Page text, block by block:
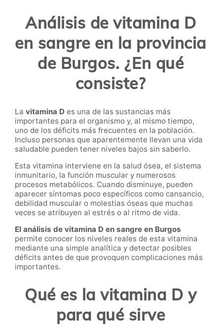
Análisis de vitamina D
en sangre en la provincia
de Burgos. ¿En qué
consiste?
La vitamina D es una de las sustancias más
importantes para el organismo y, al mismo tiempo,
uno de los déficits más frecuentes en la población.
Incluso personas que aparentemente llevan una vida
saludable pueden tener niveles bajos sin saberlo.
Esta vitamina interviene en la salud ósea, el sistema
inmunitario, la función muscular y numerosos
procesos metabólicos. Cuando disminuye, pueden
aparecer síntomas poco específicos como cansancio,
debilidad muscular o molestias óseas que muchas
veces se atribuyen al estrés o al ritmo de vida.
El análisis de vitamina D en sangre en Burgos
permite conocer los niveles reales de esta vitamina
mediante una simple analítica y detectar posibles
déficits antes de que provoquen complicaciones más
importantes.
Qué es la vitamina D y
para qué sirve